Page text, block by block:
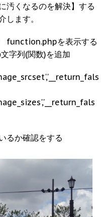
汚くなるのを解決】する
します。
を表示する
字列(関数)を追加
るか確認をする